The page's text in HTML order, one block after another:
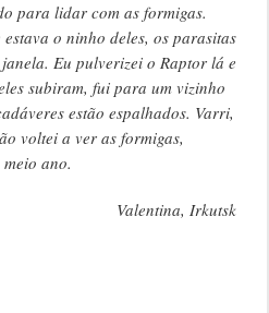
para lidar com as formigas.
o ninho deles, os parasitas
Eu pulverizei o Raptor lá e
subiram, fui para um vizinho
estão espalhados. Varri,
voltei a ver as formigas,
ano.
Valentina, Irkutsk